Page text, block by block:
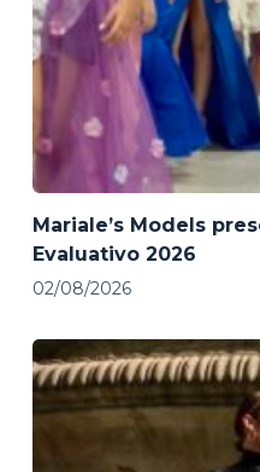
Mariale’s Models
Evaluativo 2026
02/08/2026